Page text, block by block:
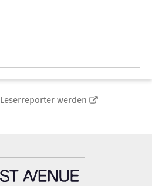
Leserreporter werden